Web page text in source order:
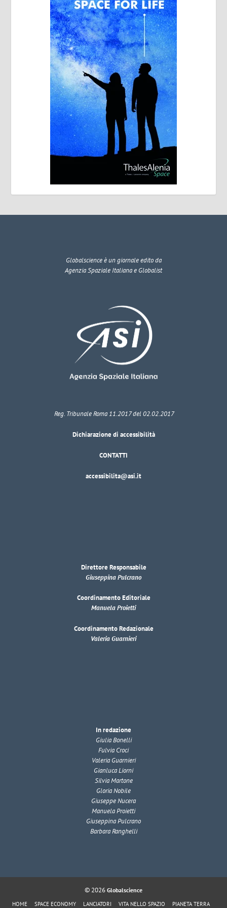
Globalscienceè un giornale edito da
Agenzia Spaziale Italiana e Globalist
Reg. Tribunale Roma 11.2017 del 02.02.2017
Dichiarazione di accessibilità
CONTATTI
accessibilita@asi.it
Direttore Responsabile
Giuseppina Pulcrano
Coordinamento Editoriale
Manuela Proietti
Coordinamento Redazionale
Valeria Guarnieri
In redazione
Giulia Bonelli
Fulvia Croci
Valeria Guarnieri
Gianluca Liorni
Silvia Martone
Gloria Nobile
Giuseppe Nucera
Manuela Proietti
Giuseppina Pulcrano
Barbara Ranghelli
© 2026 Globalscience
HOME SPACE ECONOMY LANCIATORI VITA NELLO SPAZIO PIANETA TERRA